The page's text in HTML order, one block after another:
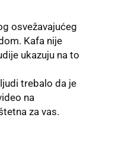
osvežavajućeg
Kafa nije
ukazuju na to
trebalo da je
na
za vas.